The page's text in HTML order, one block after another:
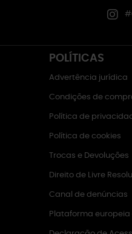
POLÍTICAS
Advertência jurídica
Condições de
Política de
Política de cookies
Trocas e Devoluções
Direito de Livre
Canal de denúncias
Plataforma